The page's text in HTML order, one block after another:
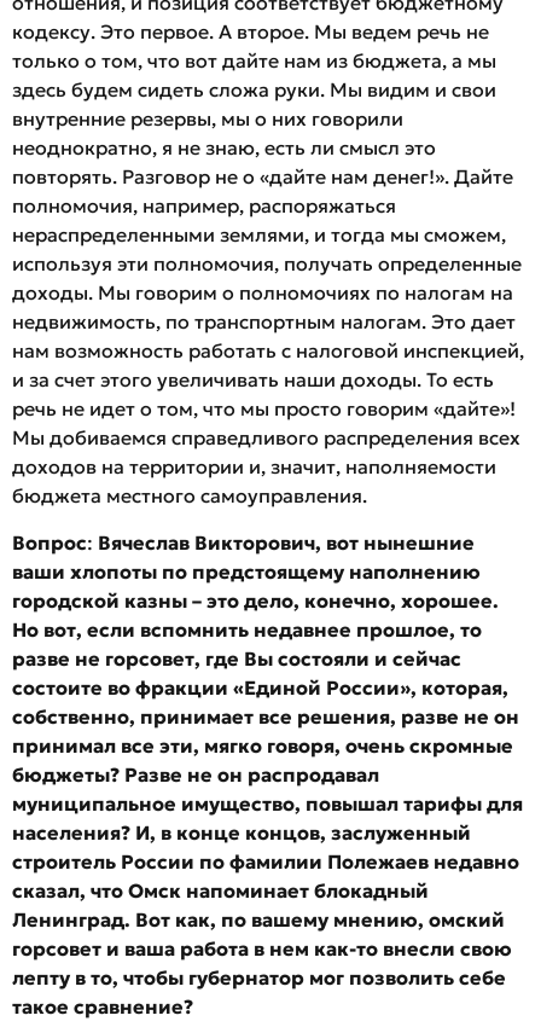
кодексу. Это первое. А второе. Мы ведем речь не
только о том, что вот дайте нам из бюджета, а мы
здесь будем сидеть сложа руки. Мы видим и свои
внутренние резервы, мы о них говорили
неоднократно, я не знаю, есть ли смысл это
повторять. Разговор не о «дайте нам денег!». Дайте
полномочия, например, распоряжаться
нераспределенными землями, и тогда мы сможем,
используя эти полномочия, получать определенные
доходы. Мы говорим о полномочиях по налогам на
недвижимость, по транспортным налогам. Это дает
нам возможность работать с налоговой инспекцией,
и за счет этого увеличивать наши доходы. То есть
речь не идет о том, что мы просто говорим «дайте»!
Мы добиваемся справедливого распределения всех
доходов на территории и, значит, наполняемости
бюджета местного самоуправления.
Вопрос: Вячеслав Викторович, вот нынешние
ваши хлопоты по предстоящему наполнению
городской казны – это дело, конечно, хорошее.
Но вот, если вспомнить недавнее прошлое, то
разве не горсовет, где Вы состояли и сейчас
состоите во фракции «Единой России», которая,
собственно, принимает все решения, разве не он
принимал все эти, мягко говоря, очень скромные
бюджеты? Разве не он распродавал
муниципальное имущество, повышал тарифы для
населения? И, в конце концов, заслуженный
строитель России по фамилии Полежаев недавно
сказал, что Омск напоминает блокадный
Ленинград. Вот как, по вашему мнению, омский
горсовет и ваша работа в нем как-то внесли свою
лепту в то, чтобы губернатор мог позволить себе
такое сравнение?